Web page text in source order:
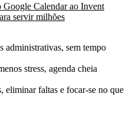
Google Calendar ao Invent
servir milhões
administrativas, sem tempo
stress, agenda cheia
eliminar faltas e focar-se no que